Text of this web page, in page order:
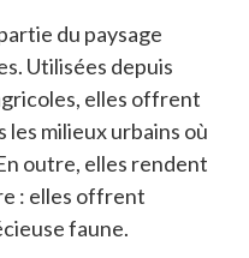
du paysage
Utilisées depuis
elles offrent
les milieux urbains où
outre, elles rendent
: elles offrent
faune.